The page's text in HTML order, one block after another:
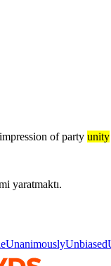
of party unity
yaratmaktı.
UnanimouslyUnbiased